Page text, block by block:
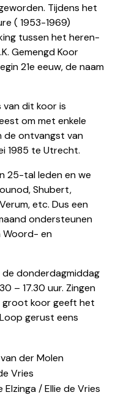
Tijdens het
( 1953-1969)
tussen het heren-
Gemengd Koor
21e eeuw, de naam
dit koor is
om met enkele
de ontvangst van
1985 te Utrecht.
25-tal leden en we
Shubert,
etc. Dus een
ondersteunen
Woord- en
donderdagmiddag
– 17.30 uur. Zingen
groot koor geeft het
gerust eens
der Molen
Vries
Elzinga / Ellie de Vries